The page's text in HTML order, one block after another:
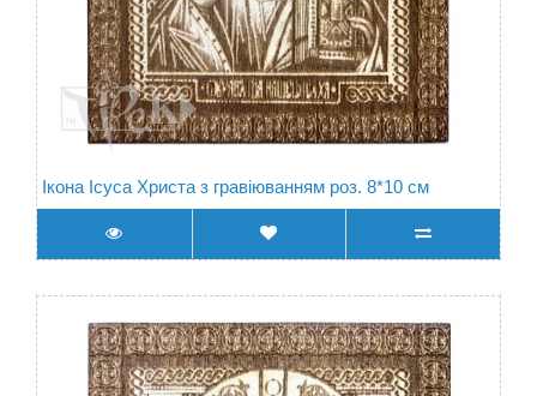
Ікона Ісуса Христа з гравіюванням роз. 8*10 см